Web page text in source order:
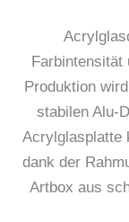
Farbintensität
Produktion
stabilen Alu-
Acrylglasplatte
dank der
Artbox aus